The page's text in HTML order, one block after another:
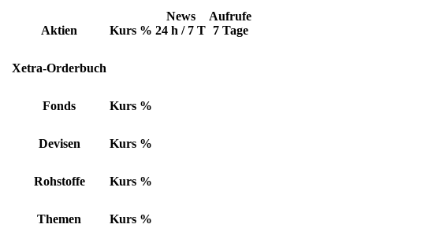
Aktien Kurs %
News
24 h / 7 T
Aufrufe
7 Tage
Xetra-Orderbuch
Fonds Kurs %
Devisen Kurs %
Rohstoffe Kurs %
Themen Kurs %